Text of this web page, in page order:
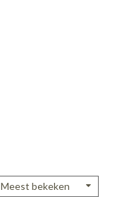
Meest bekeken